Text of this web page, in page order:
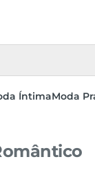
ÍntimaModa